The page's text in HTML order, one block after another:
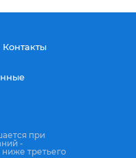
Контакты
при
-
третьего